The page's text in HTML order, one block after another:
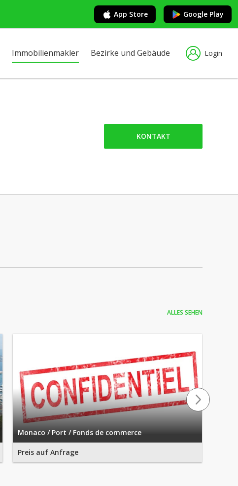
App Store Google Play
Immobilienmakler Bezirke und Gebäude Login
KONTAKT
ALLES SEHEN
Monaco / Port / Fonds de commerce
Preis auf Anfrage